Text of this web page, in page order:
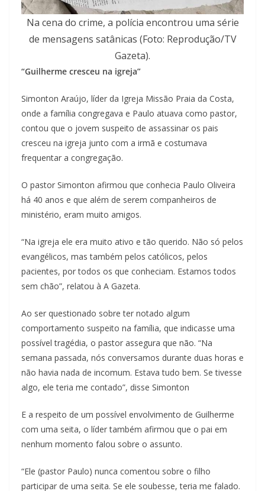
Na cena do crime, a polícia encontrou uma série
de mensagens satânicas (Foto: Reprodução/TV
Gazeta).
“Guilherme cresceu na igreja”
Simonton Araújo, líder da Igreja Missão Praia da Costa,
onde a família congregava e Paulo atuava como pastor,
contou que o jovem suspeito de assassinar os pais
cresceu na igreja junto com a irmã e costumava
frequentar a congregação.
O pastor Simonton afirmou que conhecia Paulo Oliveira
há 40 anos e que além de serem companheiros de
ministério, eram muito amigos.
“Na igreja ele era muito ativo e tão querido. Não só pelos
evangélicos, mas também pelos católicos, pelos
pacientes, por todos os que conheciam. Estamos todos
sem chão”, relatou à A Gazeta.
Ao ser questionado sobre ter notado algum
comportamento suspeito na família, que indicasse uma
possível tragédia, o pastor assegura que não. “Na
semana passada, nós conversamos durante duas horas e
não havia nada de incomum. Estava tudo bem. Se tivesse
algo, ele teria me contado”, disse Simonton
E a respeito de um possível envolvimento de Guilherme
com uma seita, o líder também afirmou que o pai em
nenhum momento falou sobre o assunto.
“Ele (pastor Paulo) nunca comentou sobre o filho
participar de uma seita. Se ele soubesse, teria me falado.